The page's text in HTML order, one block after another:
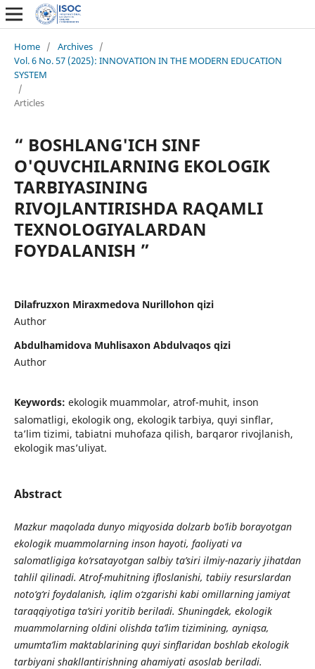
Home / Archives /
Vol. 6 No. 57 (2025): INNOVATION IN THE MODERN EDUCATION
SYSTEM
/
Articles
“ BOSHLANG'ICH SINF
O'QUVCHILARNING EKOLOGIK
TARBIYASINING
RIVOJLANTIRISHDA RAQAMLI
TEXNOLOGIYALARDAN
FOYDALANISH ”
Dilafruzxon Miraxmedova Nurillohon qizi
Author
Abdulhamidova Muhlisaxon Abdulvaqos qizi
Author
Keywords: ekologik muammolar, atrof-muhit, inson
salomatligi, ekologik ong, ekologik tarbiya, quyi sinflar,
ta’lim tizimi, tabiatni muhofaza qilish, barqaror rivojlanish,
ekologik mas’uliyat.
Abstract
Mazkur maqolada dunyo miqyosida dolzarb bo‘lib borayotgan
ekologik muammolarning inson hayoti, faoliyati va
salomatligiga ko‘rsatayotgan salbiy ta’siri ilmiy-nazariy jihatdan
tahlil qilinadi. Atrof-muhitning ifloslanishi, tabiiy resurslardan
noto‘g‘ri foydalanish, iqlim o‘zgarishi kabi omillarning jamiyat
taraqqiyotiga ta’siri yoritib beriladi. Shuningdek, ekologik
muammolarning oldini olishda ta’lim tizimining, ayniqsa,
umumta’lim maktablarining quyi sinflaridan boshlab ekologik
tarbiyani shakllantirishning ahamiyati asoslab beriladi.